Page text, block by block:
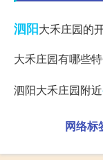
泗阳大禾庄园的
大禾庄园有哪些
泗阳大禾庄园附近
网络标